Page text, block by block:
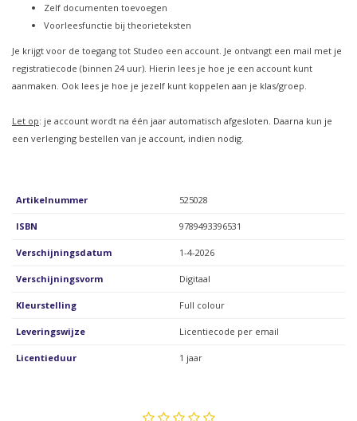
Zelf documenten toevoegen
Voorleesfunctie bij theorieteksten
Je krijgt voor de toegang tot Studeo een account. Je ontvangt een mail met je
registratiecode (binnen 24 uur). Hierin lees je hoe je een account kunt
aanmaken. Ook lees je hoe je jezelf kunt koppelen aan je klas/groep.
Let op: je account wordt na één jaar automatisch afgesloten. Daarna kun je
een verlenging bestellen van je account, indien nodig.
Artikelnummer 525028
ISBN 9789493396531
Verschijningsdatum 1-4-2026
Verschijningsvorm Digitaal
Kleurstelling Full colour
Leveringswijze Licentiecode per email
Licentieduur 1 jaar